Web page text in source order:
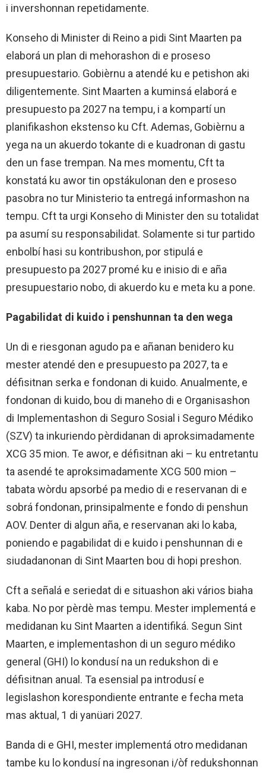
i invershonnan repetidamente.
Konseho di Minister di Reino a pidi Sint Maarten pa
elaborá un plan di mehorashon di e proseso
presupuestario. Gobièrnu a atendé ku e petishon aki
diligentemente. Sint Maarten a kuminsá elaborá e
presupuesto pa 2027 na tempu, i a kompartí un
planifikashon ekstenso ku Cft. Ademas, Gobièrnu a
yega na un akuerdo tokante di e kuadronan di gastu
den un fase trempan. Na mes momentu, Cft ta
konstatá ku awor tin opstákulonan den e proseso
pasobra no tur Ministerio ta entregá informashon na
tempu. Cft ta urgi Konseho di Minister den su totalidat
pa asumí su responsabilidat. Solamente si tur partido
enbolbí hasi su kontribushon, por stipulá e
presupuesto pa 2027 promé ku e inisio di e aña
presupuestario nobo, di akuerdo ku e meta ku a pone.
Pagabilidat di kuido i penshunnan ta den wega
Un di e riesgonan agudo pa e añanan benidero ku
mester atendé den e presupuesto pa 2027, ta e
défisitnan serka e fondonan di kuido. Anualmente, e
fondonan di kuido, bou di maneho di e Organisashon
di Implementashon di Seguro Sosial i Seguro Médiko
(SZV) ta inkuriendo pèrdidanan di aproksimadamente
XCG 35 mion. Te awor, e défisitnan aki – ku entretantu
ta asendé te aproksimadamente XCG 500 mion –
tabata wòrdu apsorbé pa medio di e reservanan di e
sobrá fondonan, prinsipalmente e fondo di penshun
AOV. Denter di algun aña, e reservanan aki lo kaba,
poniendo e pagabilidat di e kuido i penshunnan di e
siudadanonan di Sint Maarten bou di hopi preshon.
Cft a señalá e seriedat di e situashon aki vários biaha
kaba. No por pèrdè mas tempu. Mester implementá e
medidanan ku Sint Maarten a identifiká. Segun Sint
Maarten, e implementashon di un seguro médiko
general (GHI) lo kondusí na un redukshon di e
défisitnan anual. Ta esensial pa introdusí e
legislashon korespondiente entrante e fecha meta
mas aktual, 1 di yanüari 2027.
Banda di e GHI, mester implementá otro medidanan
tambe ku lo kondusí na ingresonan i/òf redukshonnan